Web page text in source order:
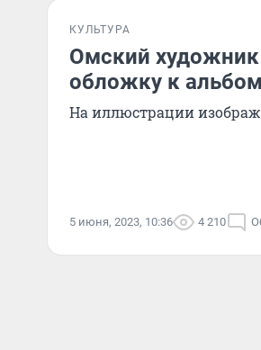
КУЛЬТУРА
Омский
обложку к
На иллюстрации
5 июня, 2023, 10:36 4 210